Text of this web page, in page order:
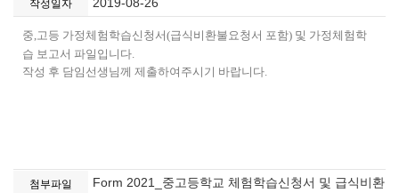
작성일자
중,고등 가정체험학습신청서(급식비환불요청서 포함) 및 가정체험학
습 보고서 파일입니다.
작성 후 담임선생님께 제출하여주시기 바랍니다.
첨부파일
Form 2021_중고등학교 체험학습신청서 및 급식비환